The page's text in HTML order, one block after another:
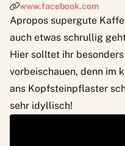
www.facebook.com
Apropos supergute
auch etwas schrullig
Hier solltet ihr
vorbeischauen, denn im
ans Kopfsteinpflaster
sehr idyllisch!